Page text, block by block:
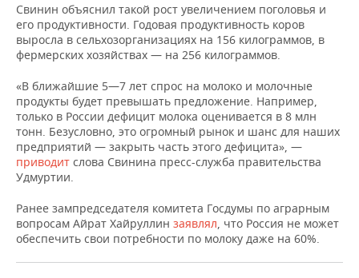
ОТКРЫТАЯ ЛЕКЦИЯ
БАСКЕТБОЛ
ВОЛЕЙБОЛ
КИБЕРСПОРТ
ФИГУРНОЕ КАТАНИЕ
ВОДНЫЕ ВИДЫ СПОРТА
ИНФРАСТРУКТУРА
ИСТОРИЯ
КУЛЬТУРА
МЕДИЦИНА
ОБРАЗОВАНИЕ
СПРАВОЧНИК
СПИСОК ПЕРСОН
СПИСОК КОМПАНИЙ
ПОЛНАЯ ВЕРСИЯ
Свинин объяснил такой рост увеличением поголовья и
его продуктивности. Годовая продуктивность коров
выросла в сельхозорганизациях на 156 килограммов, в
фермерских хозяйствах — на 256 килограммов.
«В ближайшие 5—7 лет спрос на молоко и молочные
продукты будет превышать предложение. Например,
только в России дефицит молока оценивается в 8 млн
тонн. Безусловно, это огромный рынок и шанс для наших
предприятий — закрыть часть этого дефицита», —
приводит слова Свинина пресс-служба правительства
Удмуртии.
Ранее зампредседателя комитета Госдумы по аграрным
вопросам Айрат Хайруллин заявлял, что Россия не может
обеспечить свои потребности по молоку даже на 60%.